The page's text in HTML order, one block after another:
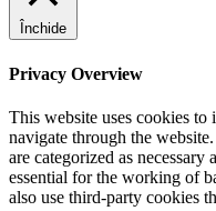
Închide
Privacy Overview
This website uses cookies
navigate through the
are categorized as
essential for the working of
also use third-party cookies